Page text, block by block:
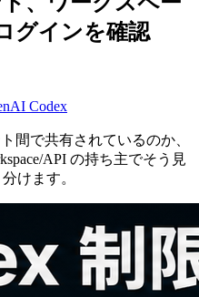
グインを確認
Codex
間で共有されているのか、
API の持ち主でそう見
けます。